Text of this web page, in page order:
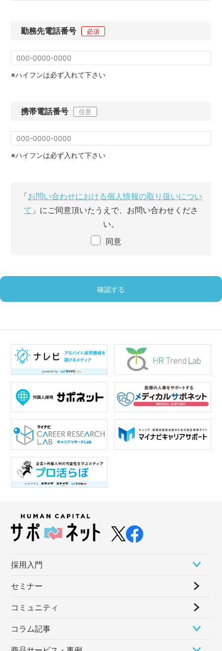
勤務先電話番号 必須
※ハイフンは必ず入れて下さい
携帯電話番号 任意
※ハイフンは必ず入れて下さい
「お問い合わせにおける個人情報の取り扱いについ
て 」にご同意頂いたうえで、お問い合わせくださ
い。
同意
確認する
採⽤⼊⾨
セミナー
コミュニティ
コラム記事